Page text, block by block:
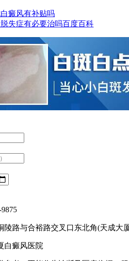
癜风有补贴吗
失症有必要治吗百度百科
陵路与合裕路交叉口东北角(天成大
白癜风医院